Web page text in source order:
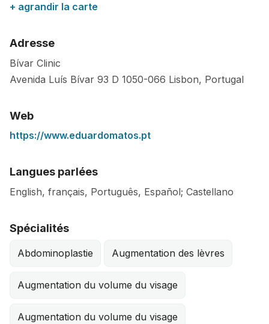
+ agrandir la carte
Adresse
Bívar Clinic
Avenida Luís Bívar 93 D 1050-066 Lisbon, Portugal
Web
https://www.eduardomatos.pt
Langues parlées
English, français, Português, Español; Castellano
Spécialités
Abdominoplastie Augmentation des lèvres
Augmentation du volume du visage
Augmentation du volume du visage